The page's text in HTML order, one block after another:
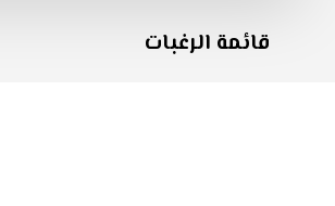
قائمة الرغبات